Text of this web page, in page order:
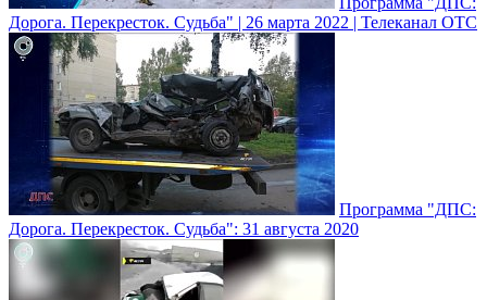
Дорога. Перекресток. Судьба" | 26 марта 2022 | Телеканал ОТС
Программа "ДПС:
Дорога. Перекресток. Судьба": 31 августа 2020